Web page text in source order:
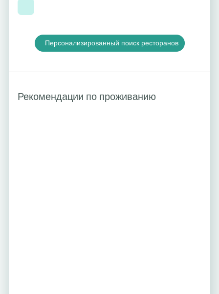
Персонализированный поиск ресторанов
Рекомендации по проживанию